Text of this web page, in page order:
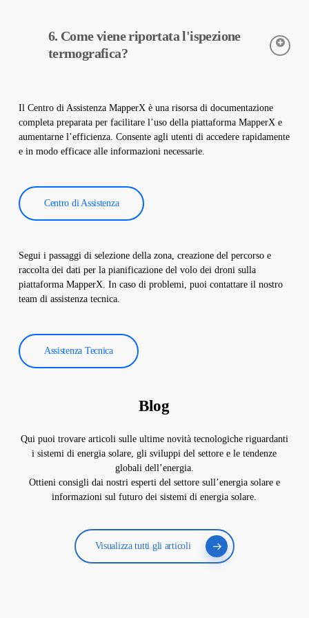
precisione le temperature delle apparecchiature negli impianti
solari. Queste telecamere aiutano nella diagnosi precoce dei
6. Come viene riportata l'ispezione
termografica?
sono utilizzati per migliorare l’efficienza degli impianti solari e
ridurre i costi operativi.
Il Centro di Assistenza MapperX è una risorsa di documentazione
completa preparata per facilitare l’uso della piattaforma MapperX e
aumentarne l’efficienza. Consente agli utenti di accedere rapidamente
e in modo efficace alle informazioni necessarie.
Centro di Assistenza
Segui i passaggi di selezione della zona, creazione del percorso e
raccolta dei dati per la pianificazione del volo dei droni sulla
piattaforma MapperX. In caso di problemi, puoi contattare il nostro
team di assistenza tecnica.
Assistenza Tecnica
Blog
Qui puoi trovare articoli sulle ultime novità tecnologiche riguardanti
i sistemi di energia solare, gli sviluppi del settore e le tendenze
globali dell’energia.
Ottieni consigli dai nostri esperti del settore sull’energia solare e
informazioni sul futuro dei sistemi di energia solare.
Visualizza tutti gli articoli